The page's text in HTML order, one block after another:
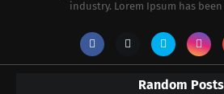
industry. Lorem Ipsum has
Random Posts